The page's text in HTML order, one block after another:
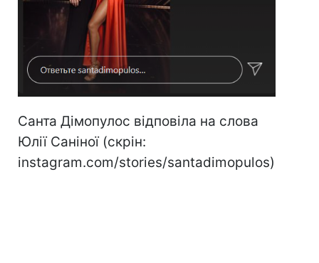
Санта Дімопулос відповіла на слова
Юлії Саніної (скрін:
instagram.com/stories/santadimopulos)